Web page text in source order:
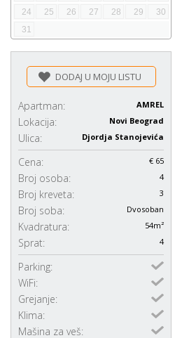
24
25 26 27 28 29
30
31
DODAJ U MOJU LISTU
Apartman: AMREL
Lokacija: Novi Beograd
Ulica: Djordja Stanojevića
Cena: € 65
Broj osoba: 4
Broj kreveta: 3
Broj soba: Dvosoban
Kvadratura: 54m²
Sprat: 4
Parking:
WiFi:
Grejanje:
Klima:
Mašina za veš: